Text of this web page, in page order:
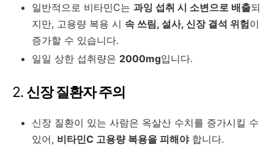
일반적으로 비타민C는 과잉 섭취 시 소변으로 배출되
지만, 고용량 복용 시 속 쓰림, 설사, 신장 결석 위험이
증가할 수 있습니다.
일일 상한 섭취량은 2000mg입니다.
2. 신장 질환자 주의
신장 질환이 있는 사람은 옥살산 수치를 증가시킬 수
있어, 비타민C 고용량 복용을 피해야합니다.